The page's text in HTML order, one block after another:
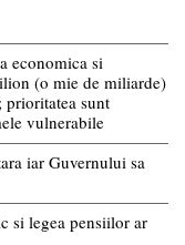
economica si
(o mie de miliarde)
sunt
vulnerabile
iar Guvernului sa
si legea pensiilor ar